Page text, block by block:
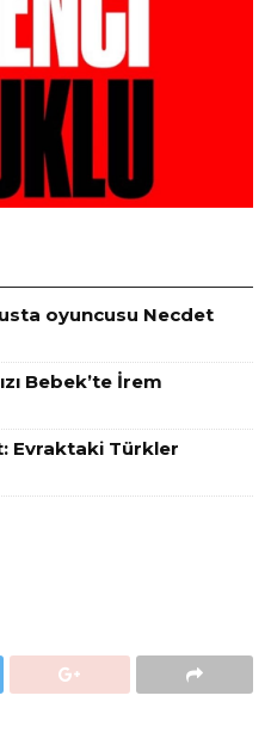
usta oyuncusu Necdet
Bebek’te İrem
Evraktaki Türkler